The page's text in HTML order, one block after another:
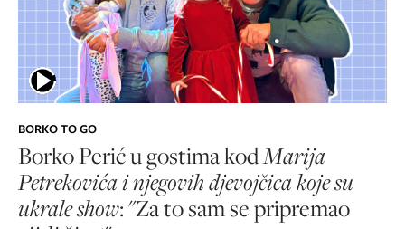
BORKO TO GO
Borko Perić u gostima kodMarija
Petrekovića i njegovih djevojčica koje su
ukrale show: "Za to sam se pripremao